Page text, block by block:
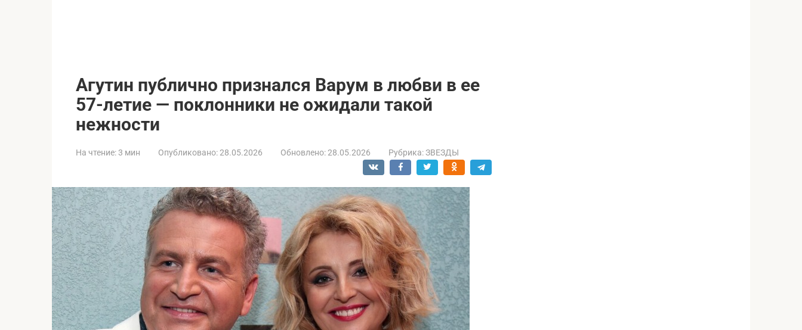
Агутин публично признался Варум в любви в ее
57-летие — поклонники не ожидали такой
нежности
На чтение:3 мин Опубликовано:28.05.2026 Обновлено:28.05.2026 Рубрика:ЗВЕЗДЫ